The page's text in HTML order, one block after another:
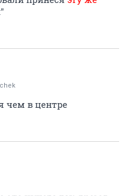
чем в центре